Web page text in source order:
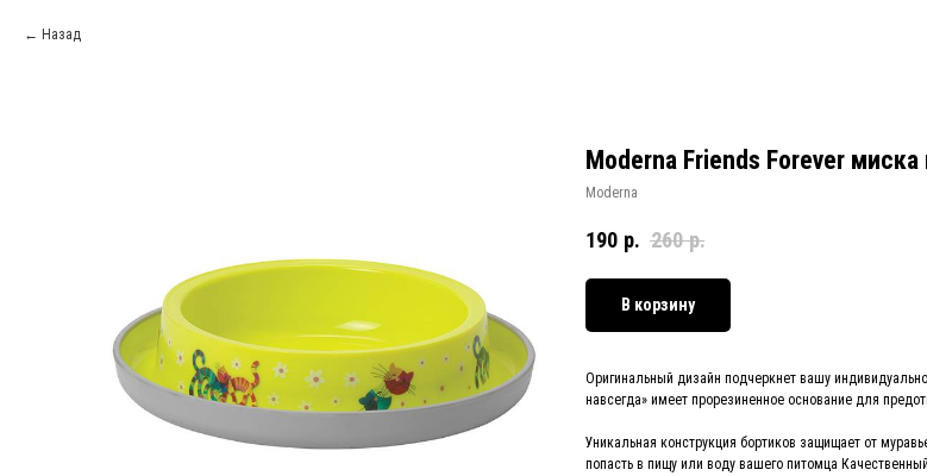
Назад
Moderna Friends Forever
Moderna
190 р. 260 р.
В корзину
Оригинальный дизайн подчеркнет вашу
навсегда» имеет прорезиненное основание для
Уникальная конструкция бортиков защищает от
попасть в пищу или воду вашего питомца